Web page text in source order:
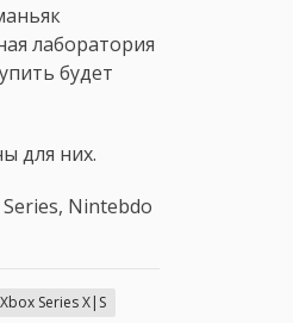
лаборатория
будет
для них.
Series, Nintebdo
Xbox Series X|S